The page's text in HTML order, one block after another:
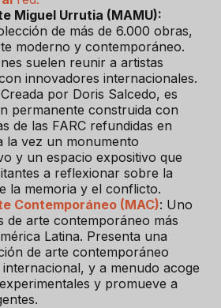
Miguel Urrutia (MAMU):
de más de 6.000 obras,
moderno y contemporáneo.
suelen reunir a artistas
innovadores internacionales.
por Doris Salcedo, es
permanente construida con
de las FARC refundidas en
la vez un monumento
y un espacio expositivo que
a reflexionar sobre la
la memoria y el conflicto.
Contemporáneo (MAC): Uno
de arte contemporáneo más
Latina. Presenta una
de arte contemporáneo
y a menudo acoge
y promueve a